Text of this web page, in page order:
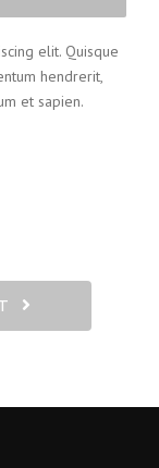
elit. Quisque
hendrerit,
et sapien.